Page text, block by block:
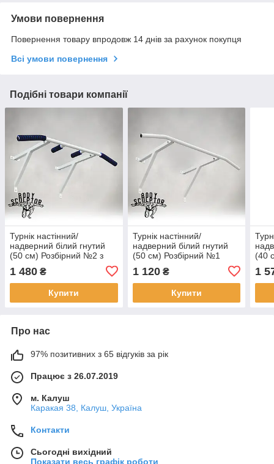
Умови повернення
Повернення товару впродовж 14 днів за рахунок покупця
Всі умови повернення
Подібні товари компанії
Турнік настінний/
надверний білий гнутий
(50 см) Розбірний №2 з
1 480 ₴
Купити
Турнік настінний/
надверний білий гнутий
(50 см) Розбірний №1
1 120₴
Купити
(40
1
Про нас
97% позитивних з 65 відгуків за рік
Працює з 26.07.2019
м. Калуш
Каракая 38, Калуш, Україна
Контакти
Сьогодні вихідний
Показати весь графік роботи